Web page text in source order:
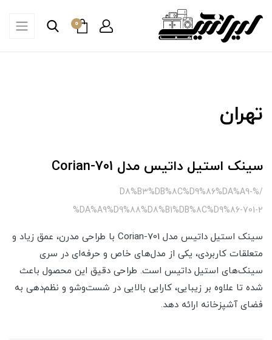
0
تهران
سینک استیل داتیس مدل Corian-701
/%D8%B3%DB%8C%D9%86%DA%A9-
%DA%A9%D9%88%D8%B1%DB%8C%D9%86-701-2
سینک استیل داتیس مدل Corian-701 با طراحی مدرن، عمق زیاد و
متعلقات کاربردی، یکی از مدل‌های خاص و حرفه‌ای در سری
سینک‌های استیل داتیس است. طراحی دقیق این محصول باعث
شده تا علاوه بر زیبایی، کارایی بالایی در شست‌وشو و نظم‌دهی به
فضای آشپزخانه ارائه دهد.